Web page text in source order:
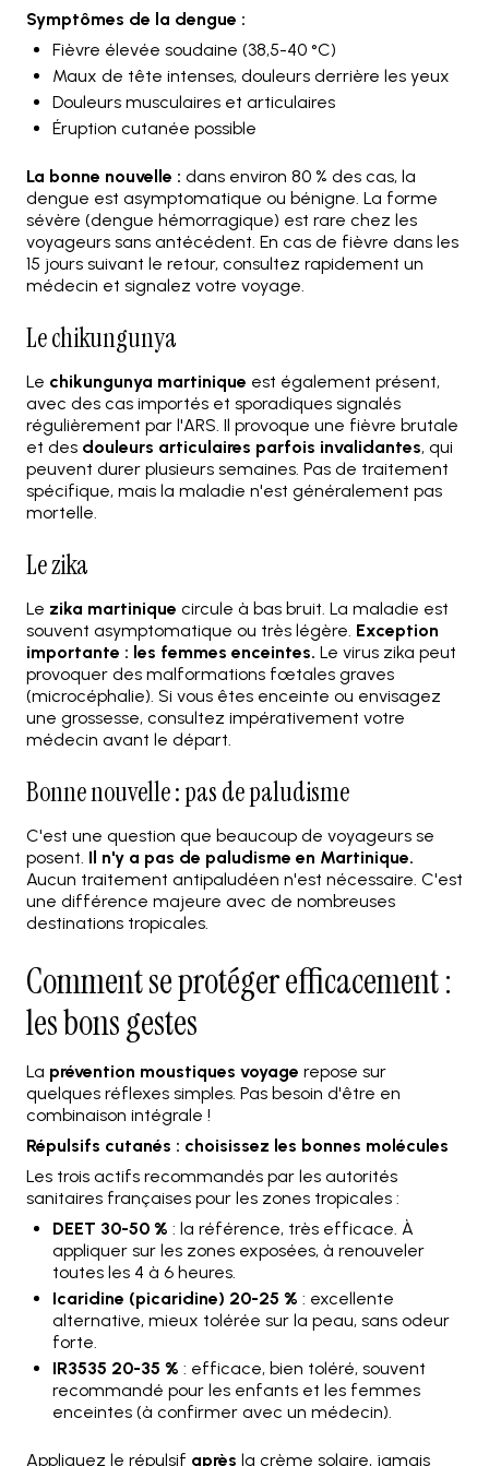
Symptômes de la dengue :
Fièvre élevée soudaine (38,5-40 °C)
Maux de tête intenses, douleurs derrière les yeux
Douleurs musculaires et articulaires
Éruption cutanée possible
La bonne nouvelle : dans environ 80 % des cas, la
dengue est asymptomatique ou bénigne. La forme
sévère (dengue hémorragique) est rare chez les
voyageurs sans antécédent. En cas de fièvre dans les
15 jours suivant le retour, consultez rapidement un
médecin et signalez votre voyage.
Le chikungunya
Le chikungunya martinique est également présent,
avec des cas importés et sporadiques signalés
régulièrement par l'ARS. Il provoque une fièvre brutale
et des douleurs articulaires parfois invalidantes, qui
peuvent durer plusieurs semaines. Pas de traitement
spécifique, mais la maladie n'est généralement pas
mortelle.
Le zika
Le zika martinique circule à bas bruit. La maladie est
souvent asymptomatique ou très légère. Exception
importante : les femmes enceintes. Le virus zika peut
provoquer des malformations fœtales graves
(microcéphalie). Si vous êtes enceinte ou envisagez
une grossesse, consultez impérativement votre
médecin avant le départ.
Bonne nouvelle : pas de paludisme
C'est une question que beaucoup de voyageurs se
posent. Il n'y a pas de paludisme en Martinique.
Aucun traitement antipaludéen n'est nécessaire. C'est
une différence majeure avec de nombreuses
destinations tropicales.
Comment se protéger efficacement :
les bons gestes
La prévention moustiques voyage repose sur
quelques réflexes simples. Pas besoin d'être en
combinaison intégrale !
Répulsifs cutanés : choisissez les bonnes molécules
Les trois actifs recommandés par les autorités
sanitaires françaises pour les zones tropicales :
DEET 30-50 % : la référence, très efficace. À
appliquer sur les zones exposées, à renouveler
toutes les 4 à 6 heures.
Icaridine (picaridine) 20-25 % : excellente
alternative, mieux tolérée sur la peau, sans odeur
forte.
IR3535 20-35 % : efficace, bien toléré, souvent
recommandé pour les enfants et les femmes
enceintes (à confirmer avec un médecin).
Appliquez le répulsif après la crème solaire, jamais